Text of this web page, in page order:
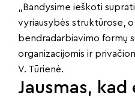
„Bandysime ieškoti
vyriausybės struktūrose,
bendradarbiavimo formų
organizacijomis ir
V. Tūrienė.
Jausmas,